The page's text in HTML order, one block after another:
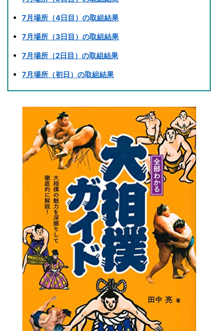
7月場所（4日目）の取組結果
7月場所（3日目）の取組結果
7月場所（2日目）の取組結果
7月場所（初日）の取組結果